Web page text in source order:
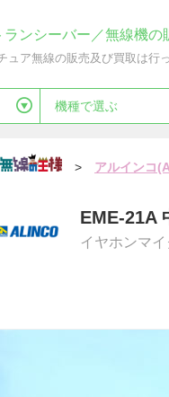
ランシーバー／無線機の
ュア無線の販売及び買取は行
機種で選ぶ
> アルインコ
EME-21A
イヤホンマイ